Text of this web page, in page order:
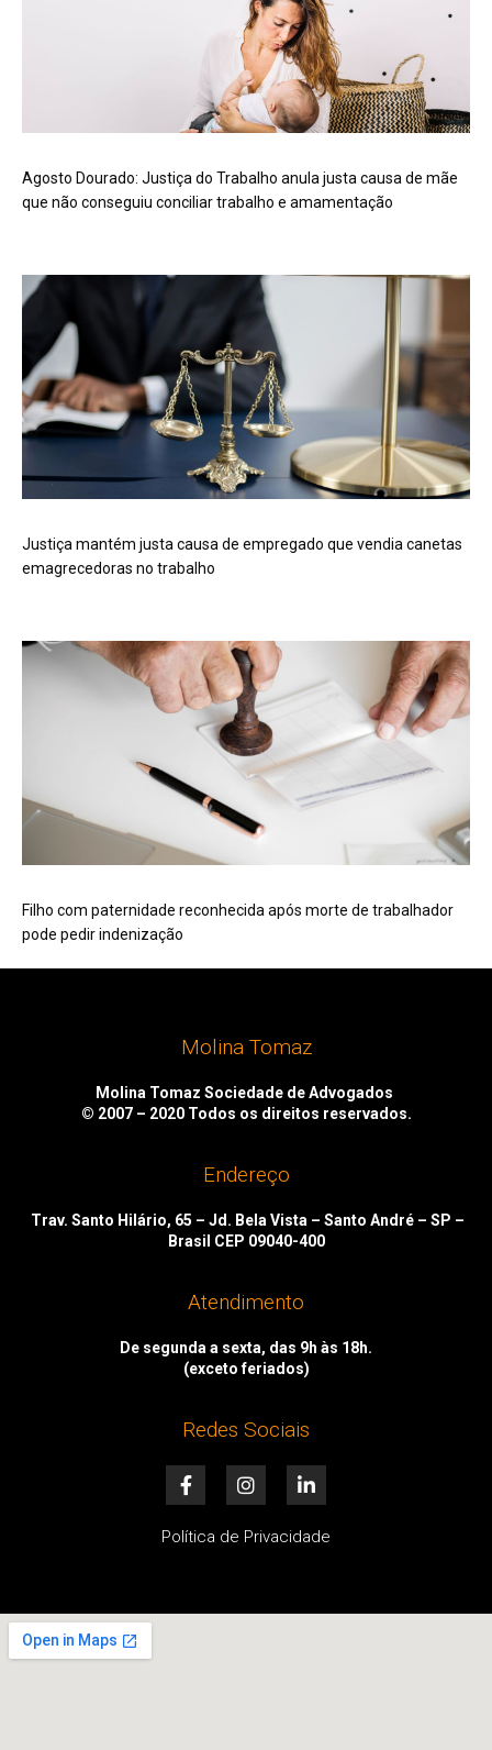
Agosto Dourado: Justiça do Trabalho anula justa causa de mãe
que não conseguiu conciliar trabalho e amamentação
Justiça mantém justa causa de empregado que vendia canetas
emagrecedoras no trabalho
Filho com paternidade reconhecida após morte de trabalhador
pode pedir indenização
Molina Tomaz
Molina Tomaz Sociedade de Advogados
© 2007 – 2020 Todos os direitos reservados.
Endereço
Trav. Santo Hilário, 65 – Jd. Bela Vista – Santo André – SP –
Brasil CEP 09040-400
Atendimento
De segunda a sexta, das 9h às 18h.
(exceto feriados)
Redes Sociais
F
a
e
k
I
n
t
a
i
k
n
Política de Privacidade